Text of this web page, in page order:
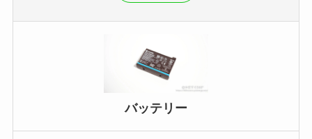
バッテリー